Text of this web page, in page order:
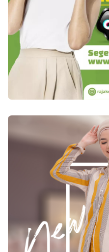
Puting Payudara Payudara yang sehat pada
wanita yang berkulit
melahirkan maka
merah muda dan
yang agak gelap,
kecoklatan. Perawatan sehari-hari yang dapat
dilakukan agar
sehat yaitu dengan
ditambahkan dengan
minyak zaitun, kopi
Menggunakan bra yang
tidak terlalu ketat dan
Tujuannya agar
membantu untuk
Lakukan pemijatan
Bersihkan terlebih
menggunakan handuk
direndam dengan air
payudara secara pelan